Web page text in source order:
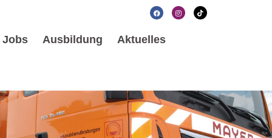
Jobs Ausbildung Aktuelles